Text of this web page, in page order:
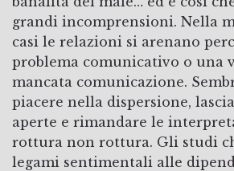
grandi incomprensioni. Nella
casi le relazioni si arenano
problema comunicativo o una
mancata comunicazione.
piacere nella dispersione,
aperte e rimandare le
rottura non rottura. Gli studi
legami sentimentali alle